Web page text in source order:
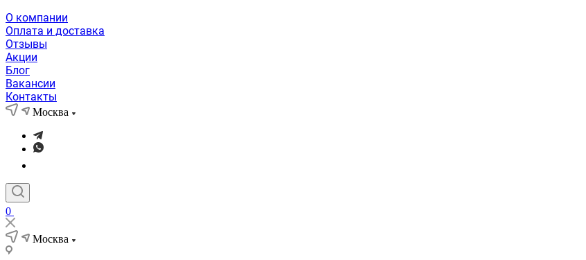
О компании
Оплата и доставка
Отзывы
Акции
Блог
Вакансии
Контакты
Москва
0
Москва